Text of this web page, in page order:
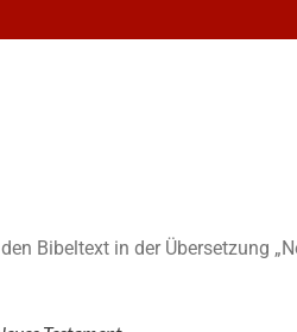
Bibeltext in der Übersetzung